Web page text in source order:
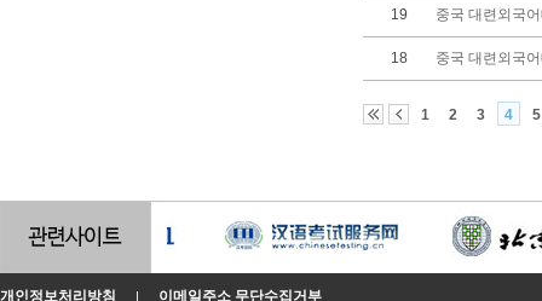
19 중국 대련외국
18 중국 대련외국
1 2 3 4 5
개인정보처리방침 | 이메일주소 무단수집거부